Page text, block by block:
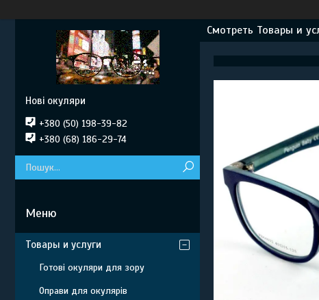
Смотреть Товары и
Нові окуляри
+380 (50) 198-39-82
+380 (68) 186-29-74
Товары и услуги
Готові окуляри для зору
Оправи для окулярів